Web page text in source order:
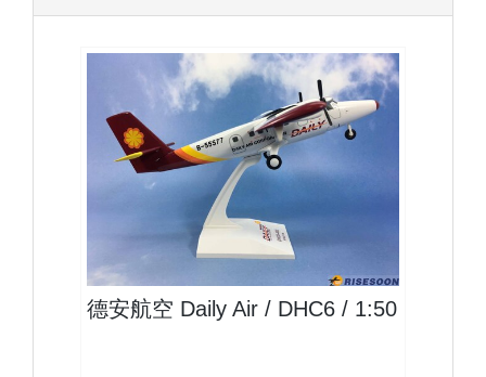
DAC05DH6TP01
德安航空 Daily Air / DHC6 / 1:50